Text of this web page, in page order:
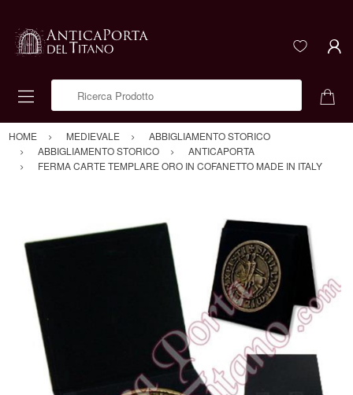
HOME MEDIEVALE
ABBIGLIAMENTO STORICO
ABBIGLIAMENTO STORICO
ANTICAPORTA
FERMA CARTE TEMPLARE ORO IN COFANETTO MADE IN ITALY